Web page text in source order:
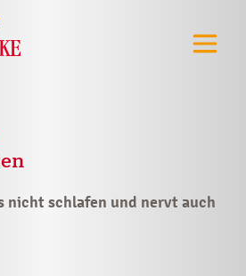
nicht schlafen und nervt auch